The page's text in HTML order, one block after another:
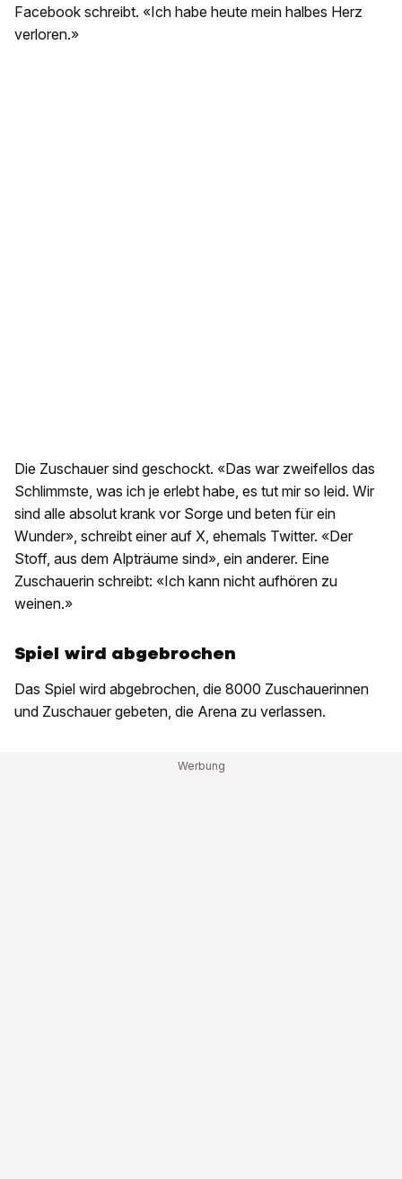
Facebook schreibt. «Ich habe heute mein halbes Herz
verloren.»
Die Zuschauer sind geschockt. «Das war zweifellos das
Schlimmste, was ich je erlebt habe, es tut mir so leid. Wir
sind alle absolut krank vor Sorge und beten für ein
Wunder», schreibt einer auf X, ehemals Twitter. «Der
Stoff, aus dem Alpträume sind», ein anderer. Eine
Zuschauerin schreibt: «Ich kann nicht aufhören zu
weinen.»
Spiel wird abgebrochen
Das Spiel wird abgebrochen, die 8000 Zuschauerinnen
und Zuschauer gebeten, die Arena zu verlassen.